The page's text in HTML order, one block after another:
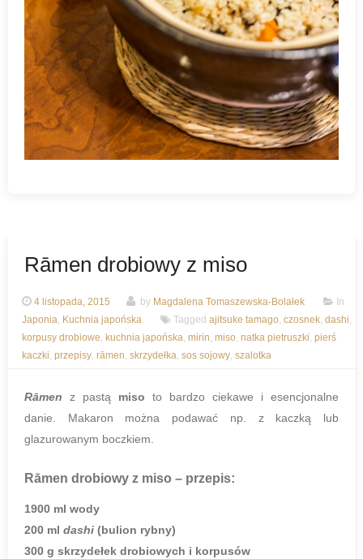
Rāmen drobiowy z miso
4 listopada, 2015 by Magdalena Tomaszewska-Bolałek
In
Japonia, Kuchnia japońska Tagged ajitsuke tamago, czosnek, dashi,
korpusy drobiowe, kuchnia japońska, mirin, miso, natka pietruszki, pierś
kaczki, przepisy, rāmen, skrzydełka, sos sojowy, szalotka
Rāmen z pastą miso to bardzo ciekawe i esencjonalne
danie. Makaron można podawać np. z kaczką lub
glazurowanym boczkiem.
Rāmen drobiowy z miso – przepis:
1900 ml wody
200 ml dashi (bulion rybny)
300 g skrzydełek drobiowych i korpusów